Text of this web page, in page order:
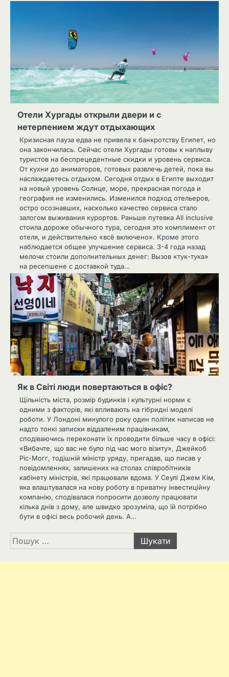
Отели Хургады открыли двери и с
нетерпением ждут отдыхающих
Кризисная пауза едва не привела к банкротству Египет, но
она закончилась. Сейчас отели Хургады готовы к наплыву
туристов на беспрецедентные скидки и уровень сервиса.
От кухни до аниматоров, готовых развлечь детей, пока вы
наслаждаетесь отдыхом. Сегодня отдых в Египте выходит
на новый уровень Солнце, море, прекрасная погода и
география не изменились. Изменился подход отельеров,
остро осознавших, насколько качество сервиса стало
залогом выживания курортов. Раньше путевка All inclusive
стоила дороже обычного тура, сегодня это комплимент от
отеля, и действительно «всё включено». Кроме этого
наблюдается общее улучшение сервиса. 3-4 года назад
мелочи стоили дополнительных денег: Вызов «тук-тука»
на ресепшене с доставкой туда…
Як в Світі люди повертаються в офіс?
Щільність міста, розмір будинків і культурні норми є
одними з факторів, які впливають на гібридні моделі
роботи. У Лондоні минулого року один політик написав не
надто тонкі записки віддаленим працівникам,
сподіваючись переконати їх проводити більше часу в офісі:
«Вибачте, що вас не було під час мого візиту», Джейкоб
Ріс-Могг, тодішній міністр уряду, пригадав, що писав у
повідомленнях, залишених на столах співробітників
кабінету міністрів, які працювали вдома. У Сеулі Джем Кім,
яка влаштувалася на нову роботу в приватну інвестиційну
компанію, сподівалася попросити дозволу працювати
кілька днів з дому, але швидко зрозуміла, що їй потрібно
бути в офісі весь робочий день. А…
Пошук: